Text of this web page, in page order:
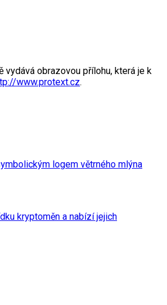
vydává obrazovou přílohu, která je k
www.protext.cz.
logem větrného mlýna
kryptoměn a nabízí jejich